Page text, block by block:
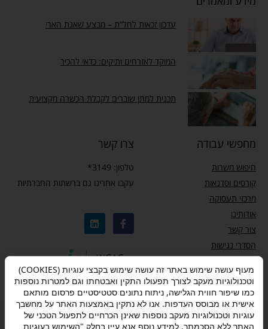
עדכון זכאות לחל”ת – מבצע שאגת הארי
המוקד לאזרחים ותיקים: כדאי להכיר
תכנית למתן שוברים לקבלת הכשרה מקצועית
מחפשי עבודה
חיפוש משרות
קורסים וסדנאות
מרכזי תעסוקה
אודותינו
צור קשר
הסדרי נגישות
מדיניות פרטיות
צרו קשר
טלפון: 3149*
עקבו אחרינו גם ברשתות החברתיות
מדיניות פרטיות–תנאי שימוש–אישור הצטרפות לתוכנית “ותיקים בעבודה”
מעוף עושה שימוש באתר זה עושה שימוש בקבצי עוגיות (COOKIES)
וטכנולוגיות מעקב לצורך תפעולו התקין ואבטחתו וגם למטרות נוספות
כמו שיפור חווית הגלישה, ניתוח נתונים סטטיסטיים פרסום מותאם
אישית או מבוסס העדפות. אנו לא נתקין באמצעות האתר על מחשבך
עוגיות וטכנולוגיות מעקב נוספות שאינן הכרחיים לתפעול הטכני של
האתר ללא הסכמתך. למידע נוסף אנא עיין בחלק "השימוש בעוגיות